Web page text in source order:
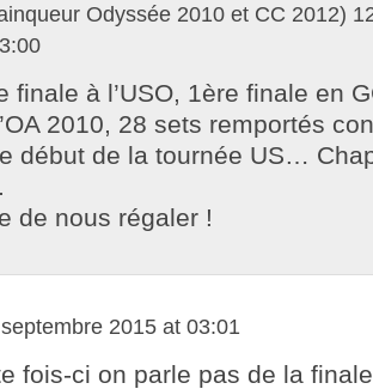
Odyssée 2010 et CC 2012)
finale à l’USO, 1ère finale en
2010, 28 sets remportés
début de la tournée US…
de nous régaler !
2015 at 03:01
fois-ci on parle pas de la